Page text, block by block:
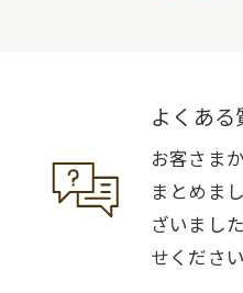
よくある
お客さま
まとめま
ざいまし
せください